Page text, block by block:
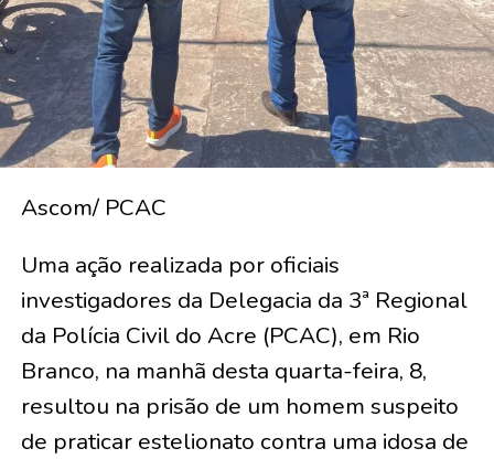
Ascom/ PCAC
Uma ação realizada por oficiais
investigadores da Delegacia da 3ª Regional
da Polícia Civil do Acre (PCAC), em Rio
Branco, na manhã desta quarta-feira, 8,
resultou na prisão de um homem suspeito
de praticar estelionato contra uma idosa de